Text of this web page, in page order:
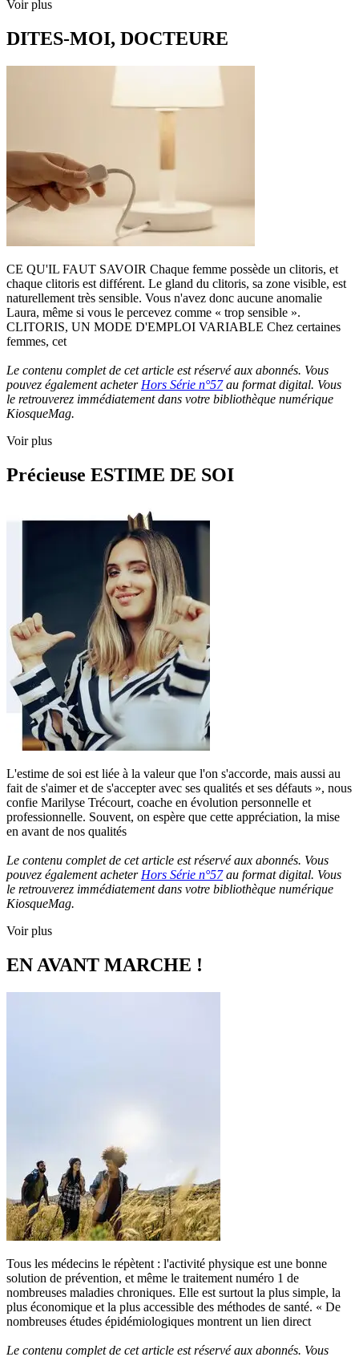
Voir plus
DITES-MOI, DOCTEURE
CE QU'IL FAUT SAVOIR Chaque femme possède un clitoris, et
chaque clitoris est différent. Le gland du clitoris, sa zone visible, est
naturellement très sensible. Vous n'avez donc aucune anomalie
Laura, même si vous le percevez comme « trop sensible ».
CLITORIS, UN MODE D'EMPLOI VARIABLE Chez certaines
femmes, cet
Le contenu complet de cet article est réservé aux abonnés. Vous
pouvez également acheter Hors Série n°57au format digital. Vous
le retrouverez immédiatement dans votre bibliothèque numérique
KiosqueMag.
Voir plus
Précieuse ESTIME DE SOI
L'estime de soi est liée à la valeur que l'on s'accorde, mais aussi au
fait de s'aimer et de s'accepter avec ses qualités et ses défauts », nous
confie Marilyse Trécourt, coache en évolution personnelle et
professionnelle. Souvent, on espère que cette appréciation, la mise
en avant de nos qualités
Le contenu complet de cet article est réservé aux abonnés. Vous
pouvez également acheter Hors Série n°57au format digital. Vous
le retrouverez immédiatement dans votre bibliothèque numérique
KiosqueMag.
Voir plus
EN AVANT MARCHE !
Tous les médecins le répètent : l'activité physique est une bonne
solution de prévention, et même le traitement numéro 1 de
nombreuses maladies chroniques. Elle est surtout la plus simple, la
plus économique et la plus accessible des méthodes de santé. « De
nombreuses études épidémiologiques montrent un lien direct
Le contenu complet de cet article est réservé aux abonnés. Vous